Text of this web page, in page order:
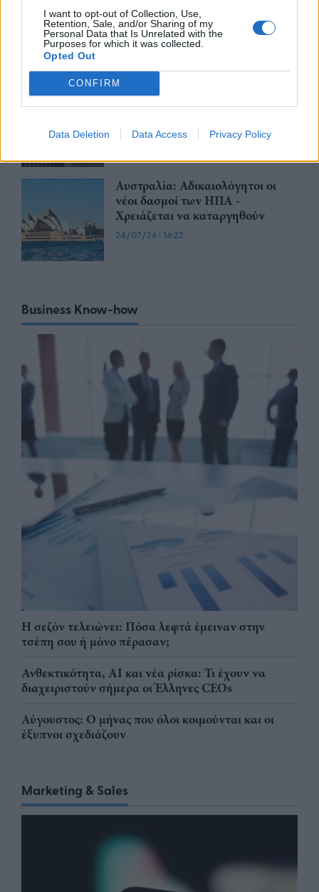
I want to opt-out of Collection, Use,
Retention, Sale, and/or Sharing of my
Personal Data that Is Unrelated with the
Purposes for which it was collected.
Opted Out
CONFIRM
Data Deletion Data Access Privacy Policy
κατά των νέων αμερικανικών
δασμών
28/07/26 11:29
Η Ιαπωνία επικρίνει τους νέους
τελωνειακούς δασμούς που
24/07/26 |16:33
Αυστραλία: Αδικαιολόγητοι οι
νέοι δασμοί των ΗΠΑ -
Χρειάζεται να καταργηθούν
24/07/26 | 16:22
Business Know-how
Η σεζόν τελειώνει: Πόσα λεφτά έμειναν στην
τσέπη σου ή μόνο πέρασαν;
Ανθεκτικότητα, AI και νέα ρίσκα: Τι έχουν να
διαχειριστούν σήμερα οι Έλληνες CEOs
Αύγουστος: Ο μήνας που όλοι κοιμούνται και οι
έξυπνοι σχεδιάζουν
Marketing & Sales